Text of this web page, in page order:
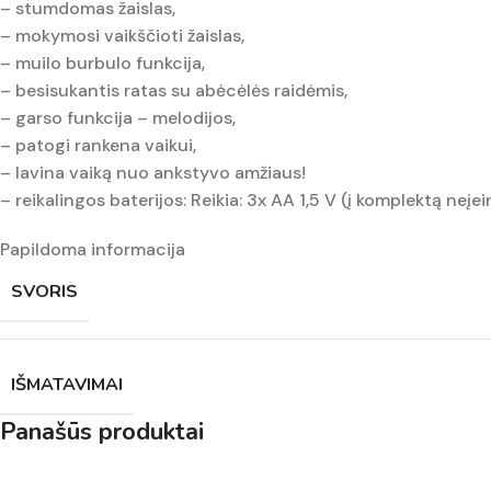
– stumdomas žaislas,
– mokymosi vaikščioti žaislas,
– muilo burbulo funkcija,
– besisukantis ratas su abėcėlės raidėmis,
– garso funkcija – melodijos,
– patogi rankena vaikui,
– lavina vaiką nuo ankstyvo amžiaus!
– reikalingos baterijos: Reikia: 3x AA 1,5 V (į komplektą
Papildoma informacija
SVORIS
IŠMATAVIMAI
Panašūs produktai